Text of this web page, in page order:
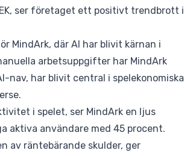
ser företaget ett positivt trendbrott i
MindArk, där AI har blivit kärnan i
arbetsuppgifter har MindArk
nav, har blivit central i spelekonomiska
i spelet, ser MindArk en ljus
aktiva användare med 45 procent.
av räntebärande skulder, ger